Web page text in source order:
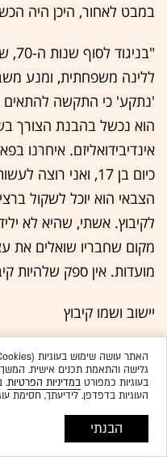
במבט לאחור, היכן היה
'נתקע' כי התקשה
הוא נכשל בהבנת הצורך
אינדיבידואליזם. איחרנו
כיום בן 17, ואני
הצבאי הוא יוכל לשקול
לקיבוץ. אשתי, שהיא לא
מועדות. אין ספק שלהיות
יישוב ושמו קיבוץ
כאשר ח"כ חיים אורון,
העתידיים, הוא מעריך
יהיו קיבוצים שיפתחו שתי
הרחבה, שתושביה מהווים
גלישה והתאמת תכנים אישית.
בעוגיות כמפורטבמדיניות הפרטיות.
העוגיות בדפדפן. לידיעתך, חסימת
הבנתי